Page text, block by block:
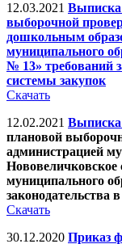
12.03.2021 Выписка
выборочной
дошкольным
муниципального
№ 13» требований
системы закупок
Скачать
12.02.2021 Выписка
плановой
администрацией
Нововеличковское
муниципального
законодательства
Скачать
30.12.2020 Приказ